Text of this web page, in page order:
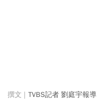
TVBS記者 劉庭宇報導